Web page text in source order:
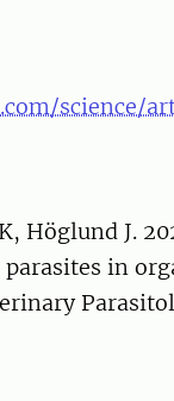
science/
Höglund J.
in